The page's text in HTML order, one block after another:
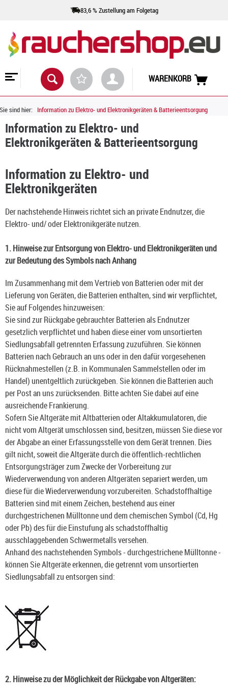
83,6 % Zustellung am Folgetag
WARENKORB
Sie sind hier: Information zu Elektro- und Elektronikgeräten & Batterieentsorgung
Information zu Elektro- und
Elektronikgeräten & Batterieentsorgung
Information zu Elektro- und
Elektronikgeräten
Der nachstehende Hinweis richtet sich an private Endnutzer, die
Elektro- und/ oder Elektronikgeräte nutzen.
1. Hinweise zur Entsorgung von Elektro- und Elektronikgeräten und
zur Bedeutung des Symbols nach Anhang
Im Zusammenhang mit dem Vertrieb von Batterien oder mit der
Lieferung von Geräten, die Batterien enthalten, sind wir verpflichtet,
Sie auf Folgendes hinzuweisen:
Sie sind zur Rückgabe gebrauchter Batterien als Endnutzer
gesetzlich verpflichtet und haben diese einer vom unsortierten
Siedlungsabfall getrennten Erfassung zuzuführen. Sie können
Batterien nach Gebrauch an uns oder in den dafür vorgesehenen
Rücknahmestellen (z.B. in Kommunalen Sammelstellen oder im
Handel) unentgeltlich zurückgeben. Sie können die Batterien auch
per Post an uns zurücksenden. Bitte achten Sie dabei auf eine
ausreichende Frankierung.
Sofern Sie Altgeräte mit Altbatterien oder Altakkumulatoren, die
nicht vom Altgerät umschlossen sind, besitzen, müssen Sie diese vor
der Abgabe an einer Erfassungsstelle von dem Gerät trennen. Dies
gilt nicht, soweit die Altgeräte durch die öffentlich-rechtlichen
Entsorgungsträger zum Zwecke der Vorbereitung zur
Wiederverwendung von anderen Altgeräten separiert werden, um
diese für die Wiederverwendung vorzubereiten. Schadstoffhaltige
Batterien sind mit einem Zeichen, bestehend aus einer
durchgestrichenen Mülltonne und dem chemischen Symbol (Cd, Hg
oder Pb) des für die Einstufung als schadstoffhaltig
ausschlaggebenden Schwermetalls versehen.
Anhand des nachstehenden Symbols - durchgestrichene Mülltonne -
können Sie Altgeräte erkennen, die getrennt vom unsortierten
Siedlungsabfall zu entsorgen sind:
2. Hinweise zu der Möglichkeit der Rückgabe von Altgeräten: